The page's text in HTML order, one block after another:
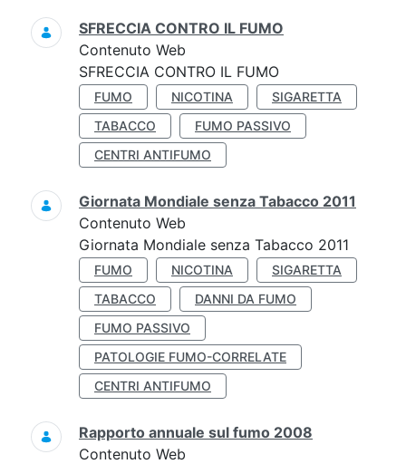
SFRECCIA CONTRO IL FUMO
Contenuto Web
SFRECCIA CONTRO IL FUMO
FUMO NICOTINA
SIGARETTA
TABACCO
FUMO PASSIVO
CENTRI ANTIFUMO
Giornata Mondiale senza Tabacco 2011
Contenuto Web
Giornata Mondiale senza Tabacco 2011
FUMO NICOTINA
SIGARETTA
TABACCO
DANNI DA FUMO
FUMO PASSIVO
PATOLOGIE FUMO-CORRELATE
CENTRI ANTIFUMO
Rapporto annuale sul fumo 2008
Contenuto Web